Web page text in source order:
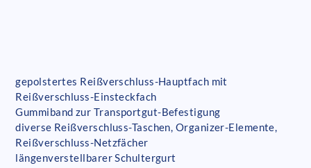
gepolstertes Reißverschluss-Hauptfach mit
Reißverschluss-Einsteckfach
Gummiband zur Transportgut-Befestigung
diverse Reißverschluss-Taschen, Organizer-Elemente,
Reißverschluss-Netzfächer
längenverstellbarer Schultergurt